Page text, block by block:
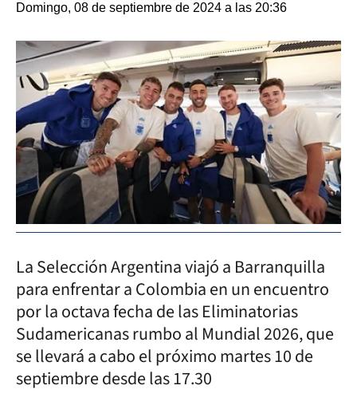
Domingo, 08 de septiembre de 2024 a las 20:36
La Selección Argentina viajó a Barranquilla
para enfrentar a Colombia en un encuentro
por la octava fecha de las Eliminatorias
Sudamericanas rumbo al Mundial 2026, que
se llevará a cabo el próximo martes 10 de
septiembre desde las 17.30